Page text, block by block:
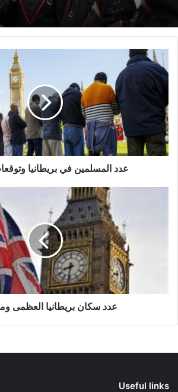
عدد
المسلمين
في
بريطانيا
وتوقعات
بالزيادة
عدد المسلمين في بريطانيا
عدد سكان بريطانيا العظمى
Useful links